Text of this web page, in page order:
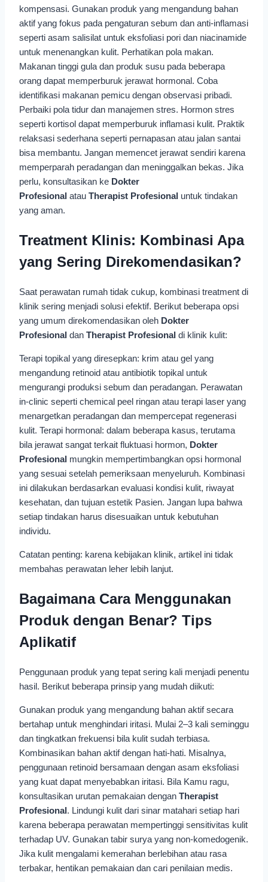
kompensasi. Gunakan produk yang mengandung bahan
aktif yang fokus pada pengaturan sebum dan anti-inflamasi
seperti asam salisilat untuk eksfoliasi pori dan niacinamide
untuk menenangkan kulit. Perhatikan pola makan.
Makanan tinggi gula dan produk susu pada beberapa
orang dapat memperburuk jerawat hormonal. Coba
identifikasi makanan pemicu dengan observasi pribadi.
Perbaiki pola tidur dan manajemen stres. Hormon stres
seperti kortisol dapat memperburuk inflamasi kulit. Praktik
relaksasi sederhana seperti pernapasan atau jalan santai
bisa membantu. Jangan memencet jerawat sendiri karena
memperparah peradangan dan meninggalkan bekas. Jika
perlu, konsultasikan ke Dokter
Profesional atau Therapist Profesional untuk tindakan
yang aman.
Treatment Klinis: Kombinasi Apa
yang Sering Direkomendasikan?
Saat perawatan rumah tidak cukup, kombinasi treatment di
klinik sering menjadi solusi efektif. Berikut beberapa opsi
yang umum direkomendasikan oleh Dokter
Profesional dan Therapist Profesional di klinik kulit:
Terapi topikal yang diresepkan: krim atau gel yang
mengandung retinoid atau antibiotik topikal untuk
mengurangi produksi sebum dan peradangan. Perawatan
in-clinic seperti chemical peel ringan atau terapi laser yang
menargetkan peradangan dan mempercepat regenerasi
kulit. Terapi hormonal: dalam beberapa kasus, terutama
bila jerawat sangat terkait fluktuasi hormon, Dokter
Profesional mungkin mempertimbangkan opsi hormonal
yang sesuai setelah pemeriksaan menyeluruh. Kombinasi
ini dilakukan berdasarkan evaluasi kondisi kulit, riwayat
kesehatan, dan tujuan estetik Pasien. Jangan lupa bahwa
setiap tindakan harus disesuaikan untuk kebutuhan
individu.
Catatan penting: karena kebijakan klinik, artikel ini tidak
membahas perawatan leher lebih lanjut.
Bagaimana Cara Menggunakan
Produk dengan Benar? Tips
Aplikatif
Penggunaan produk yang tepat sering kali menjadi penentu
hasil. Berikut beberapa prinsip yang mudah diikuti:
Gunakan produk yang mengandung bahan aktif secara
bertahap untuk menghindari iritasi. Mulai 2–3 kali seminggu
dan tingkatkan frekuensi bila kulit sudah terbiasa.
Kombinasikan bahan aktif dengan hati-hati. Misalnya,
penggunaan retinoid bersamaan dengan asam eksfoliasi
yang kuat dapat menyebabkan iritasi. Bila Kamu ragu,
konsultasikan urutan pemakaian dengan Therapist
Profesional. Lindungi kulit dari sinar matahari setiap hari
karena beberapa perawatan mempertinggi sensitivitas kulit
terhadap UV. Gunakan tabir surya yang non-komedogenik.
Jika kulit mengalami kemerahan berlebihan atau rasa
terbakar, hentikan pemakaian dan cari penilaian medis.